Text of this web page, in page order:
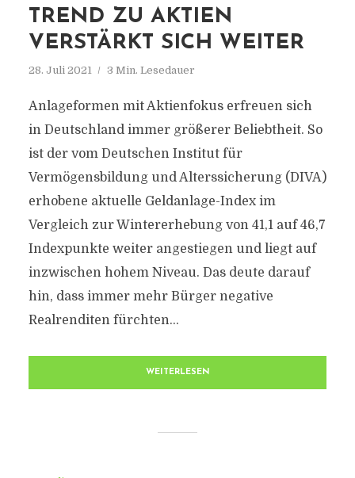
TREND ZU AKTIEN
VERSTÄRKT SICH WEITER
28. Juli 2021 3 Min. Lesedauer
Anlageformen mit Aktienfokus erfreuen sich
in Deutschland immer größerer Beliebtheit. So
ist der vom Deutschen Institut für
Vermögensbildung und Alterssicherung (DIVA)
erhobene aktuelle Geldanlage-Index im
Vergleich zur Wintererhebung von 41,1 auf 46,7
Indexpunkte weiter angestiegen und liegt auf
inzwischen hohem Niveau. Das deute darauf
hin, dass immer mehr Bürger negative
Realrenditen fürchten...
WEITERLESEN